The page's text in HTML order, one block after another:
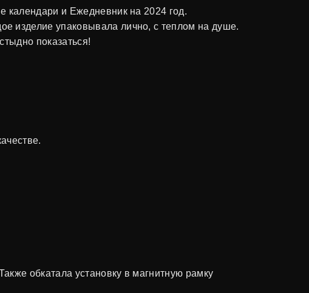
календари и Ежедневник на 2024 год.
изделие упаковывала лично, с теплом на душе.
показаться!
обкатала установку в магнитную рамку